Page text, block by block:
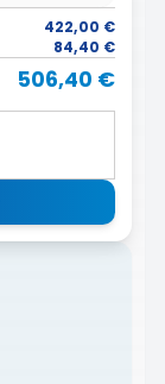
422,00 €
84,40 €
506,40 €